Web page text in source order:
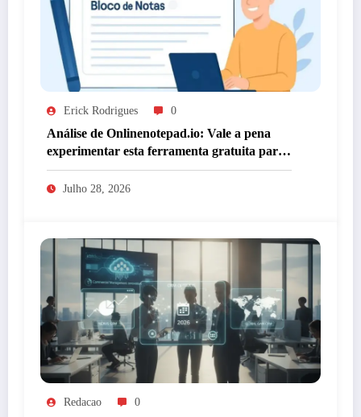
Erick Rodrigues 0
Análise de Onlinenotepad.io: Vale a pena
experimentar esta ferramenta gratuita para
anotações?
Julho 28, 2026
Redacao 0